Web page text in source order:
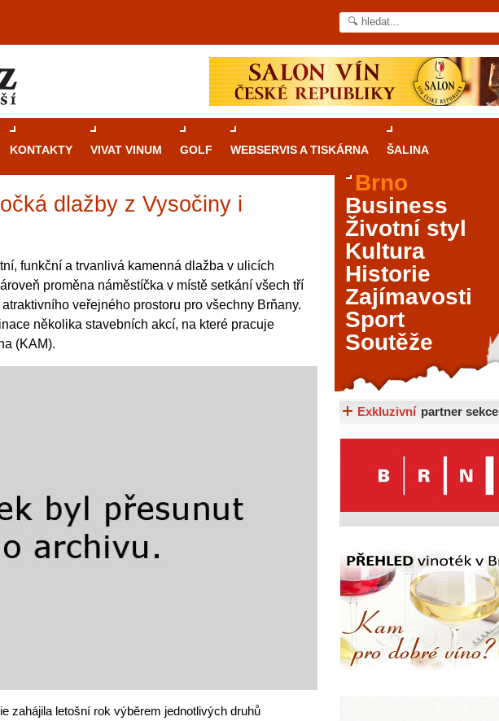
KONTAKTY VIVAT VINUM GOLF WEBSERVIS A TISKÁRNA ŠALINA
dlažby z Vysočiny i
funkční a trvanlivá kamenná dlažba v ulicích
proměna náměstíčka v místě setkání všech tří
veřejného prostoru pro všechny Brňany.
několika stavebních akcí, na které pracuje
(KAM).
zahájila letošní rok výběrem jednotlivých druhů
Průvodcekasinovými hrami v Brně: Od
Brno je městem známým pro zajímavé památky, skvělé
restaurace, divadla a univerzity. Mimo jiné je ale také
místem, kde si můžete legálně a bezpečně vyzkoušet
různé kasinové hry. V neustále kvetoucí moravské
metropoli naleznete širokou nabídku her od klasické
rulety až po moderní automaty jak pro pravidelné
Brno
Business
Životní styl
Kultura
Historie
Zajímavosti
Sport
Soutěže
Exkluzivní partner sekce